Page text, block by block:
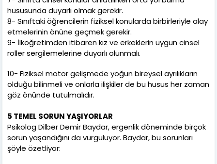
hususunda duyarlı olmak gerekir.
8- Sınıftaki öğrencilerin fiziksel konularda birbirleriyle alay
etmelerinin önüne geçmek gerekir.
9- İlköğretimden itibaren kız ve erkeklerin uygun cinsel
roller sergilemelerine duyarlı olunmalı.
10- Fiziksel motor gelişmede yoğun bireysel ayrılıkların
olduğu bilinmeli ve onlarla ilişkiler de bu husus her zaman
göz önünde tutulmalıdır.
5 TEMEL SORUN YAŞIYORLAR
Psikolog Dilber Demir Baydar, ergenlik döneminde birçok
sorun yaşandığını da vurguluyor. Baydar, bu sorunları
şöyle özetliyor: